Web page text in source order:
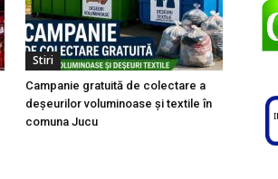
Stiri
Campanie gratuită de colectare a
deșeurilor voluminoase și textile în
comuna Jucu